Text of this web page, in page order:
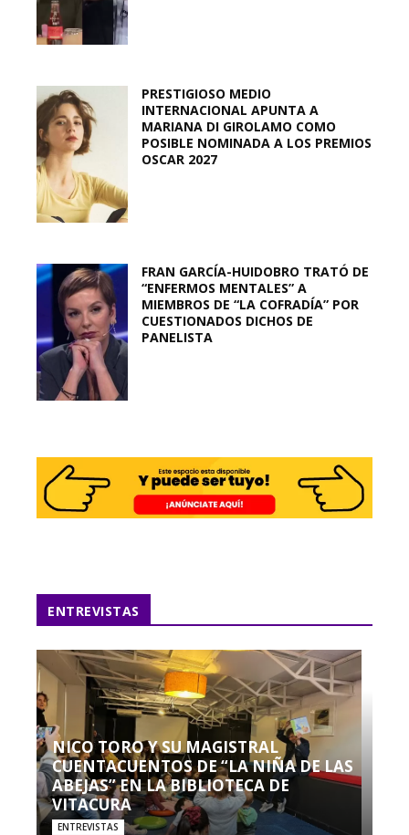
PRESTIGIOSO MEDIO
INTERNACIONAL APUNTA A
MARIANA DI GIROLAMO COMO
POSIBLE NOMINADA A LOS PREMIOS
OSCAR 2027
FRAN GARCÍA-HUIDOBRO TRATÓ DE
“ENFERMOS MENTALES” A
MIEMBROS DE “LA COFRADÍA” POR
CUESTIONADOS DICHOS DE
PANELISTA
ENTREVISTAS
NICO TORO Y SU MAGISTRAL
CUENTACUENTOS DE “LA NIÑA DE LAS
ABEJAS” EN LA BIBLIOTECA DE
VITACURA
ENTREVISTAS